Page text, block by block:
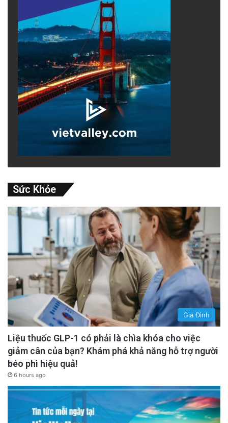
Sức Khỏe
Gia Đình
Liệu thuốc GLP-1 có phải là chìa khóa cho việc
giảm cân của bạn? Khám phá khả năng hỗ trợ người
béo phì hiệu quả!
6 hours ago